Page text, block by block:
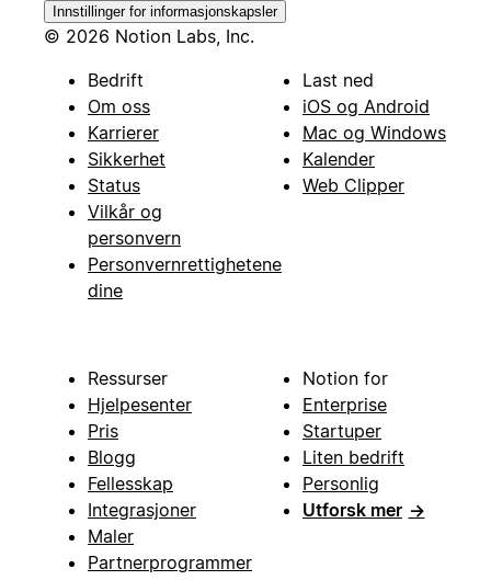
Innstillinger for informasjonskapsler
© 2026 Notion Labs, Inc.
Bedrift
Om oss
Karrierer
Sikkerhet
Status
Vilkår og
personvern
Personvernrettighetene
dine
Last ned
iOS og Android
Mac og Windows
Kalender
Web Clipper
Ressurser
Hjelpesenter
Pris
Blogg
Fellesskap
Integrasjoner
Maler
Partnerprogrammer
Notion for
Enterprise
Startuper
Liten bedrift
Personlig
Utforsk mer →